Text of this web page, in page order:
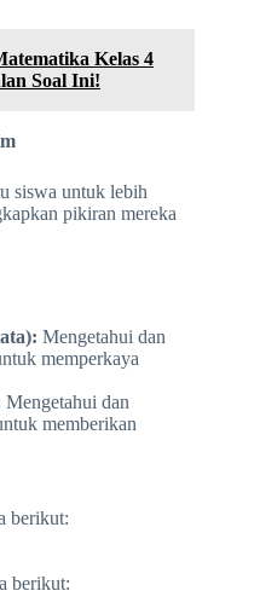
Kelas 4
Soal Ini!
siswa untuk lebih
pikiran mereka
Mengetahui dan
memperkaya
Mengetahui dan
memberikan
berikut:
berikut: